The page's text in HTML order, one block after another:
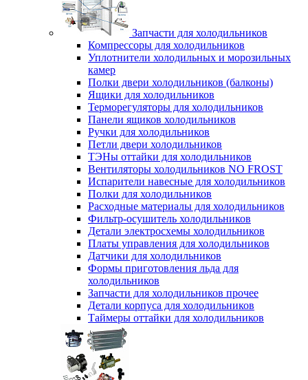
Запчасти для холодильников
Компрессоры для холодильников
Уплотнители холодильных и морозильных
камер
Полки двери холодильников (балконы)
Ящики для холодильников
Терморегуляторы для холодильников
Панели ящиков холодильников
Ручки для холодильников
Петли двери холодильников
ТЭНы оттайки для холодильников
Вентиляторы холодильников NO FROST
Испарители навесные для холодильников
Полки для холодильников
Расходные материалы для холодильников
Фильтр-осушитель холодильников
Детали электросхемы холодильников
Платы управления для холодильников
Датчики для холодильников
Формы приготовления льда для
холодильников
Запчасти для холодильников прочее
Детали корпуса для холодильников
Таймеры оттайки для холодильников